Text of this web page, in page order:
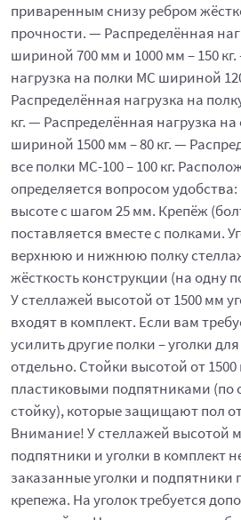
приваренным снизу ребром
прочности. — Распределённая
шириной 700 мм и 1000 мм – 150
нагрузка на полки МС шириной
Распределённая нагрузка на
кг. — Распределённая нагрузка
шириной 1500 мм – 80 кг. —
все полки МС-100 – 100 кг.
определяется вопросом
высоте с шагом 25 мм. Крепёж
поставляется вместе с полками.
верхнюю и нижнюю полку
жёсткость конструкции (на одну
У стеллажей высотой от 1500 мм
входят в комплект. Если вам
усилить другие полки – уголки
отдельно. Стойки высотой от
пластиковыми подпятниками (по
стойку), которые защищают пол
Внимание! У стеллажей высотой
подпятники и уголки в комплект
заказанные уголки и подпятники
крепежа. На уголок требуется